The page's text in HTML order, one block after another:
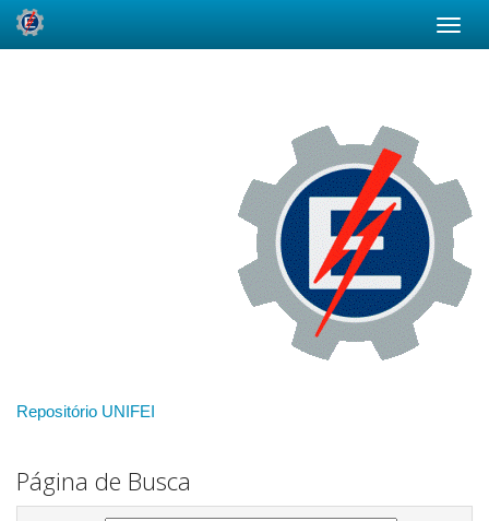
Repositório UNIFEI
Página de Busca